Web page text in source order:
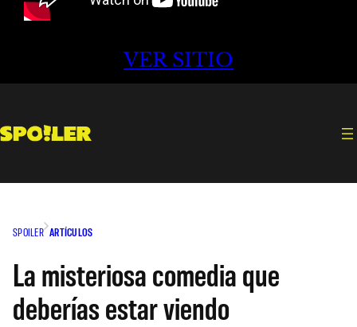
VER SITIO
SPOILER ARTÍCULOS
La misteriosa comedia que
deberías estar viendo